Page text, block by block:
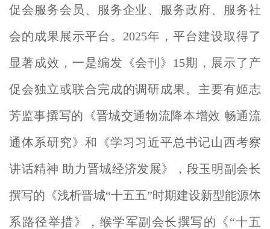
促会服务会员、服务企业、服务政府、服务社
会的成果展示平台。2025年，平台建设取得了
显著成效，一是编发《会刊》1 5期，展示了产
促会独立或联合完成的调研成果。 主要有姬志
芳监事撰写的《晋城交通物流降本增效 畅通流
通体系研究》和《学习习近平总书记山西考察
讲话精神 助力晋城经济发展》，段玉明副会长
撰写的《浅析晋城“十五五”时期建设新型能源体
系路径举措》，缑学军副会长撰写的《“十五